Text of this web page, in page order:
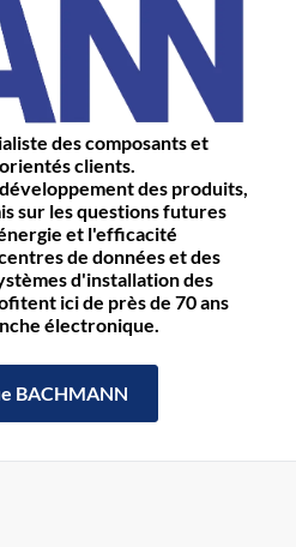
des composants et
clients.
des produits,
sur les questions futures
et l'efficacité
de données et des
d'installation des
ici de près de 70 ans
électronique.
BACHMANN